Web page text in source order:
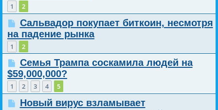
1 2
Сальвадор покупает биткоин, несмотря
на падение рынка
1 2
Семья Трампа соскамила людей на
$59,000,000?
1 2 3 4 5
Новый вирус взламывает